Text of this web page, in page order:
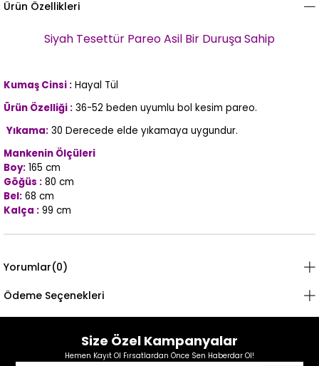
Ürün Özellikleri
Siyah Tesettür PareoAsil Bir Duruşa Sahip
Kumaş Cinsi : Hayal Tül
Ürün Özelliği : 36-52 beden uyumlu bol kesim pareo.
Yıkama: 30 Derecede elde yıkamaya uygundur.
Mankenin Ölçüleri
Boy: 165 cm
Göğüs : 80 cm
Bel: 68 cm
Kalça : 99 cm
Yorumlar(0)
Ödeme Seçenekleri
Size Özel Kampanyalar
Hemen Kayıt Ol Fırsatlardan Önce Sen Haberdar Ol!